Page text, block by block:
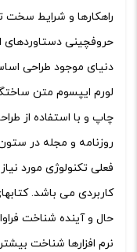
راهکارها و شرایط سخت
حروفچینی دستاوردهای
دنیای موجود طراحی
لورم ایپسوم متن
چاپ و با استفاده از
روزنامه و مجله در
فعلی تکنولوژی مورد
کاربردی می باشد.
حال و آینده شناخت
نرم افزارها شناخت